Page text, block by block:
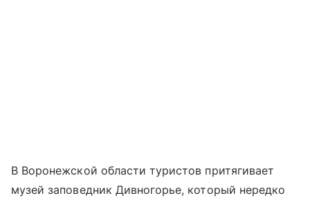
В Воронежской области туристов притягивает
музей заповедник Дивногорье, который нередко